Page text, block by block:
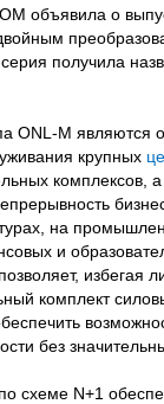
объявила о
получила
ONL-M являются
крупных
комплексов,
на
и
избегая
комплект
без
схеме N+1